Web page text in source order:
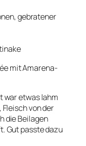
gebratener
mit Amarena-
war etwas lahm
von der
die Beilagen
Gut passte dazu